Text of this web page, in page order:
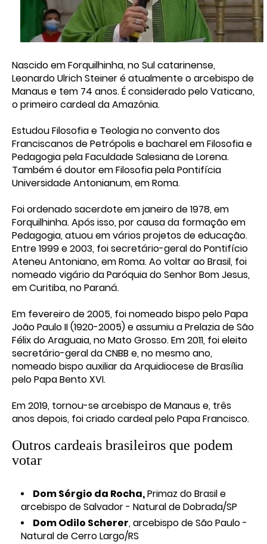
Nascido em Forquilhinha, no Sul catarinense,
Leonardo Ulrich Steiner é atualmente o arcebispo de
Manaus e tem 74 anos. É considerado pelo Vaticano,
o primeiro cardeal da Amazônia.
Estudou Filosofia e Teologia no convento dos
Franciscanos de Petrópolis e bacharel em Filosofia e
Pedagogia pela Faculdade Salesiana de Lorena.
Também é doutor em Filosofia pela Pontifícia
Universidade Antonianum, em Roma.
Foi ordenado sacerdote em janeiro de 1978, em
Forquilhinha. Após isso, por causa da formação em
Pedagogia, atuou em vários projetos de educação.
Entre 1999 e 2003, foi secretário-geral do Pontifício
Ateneu Antoniano, em Roma. Ao voltar ao Brasil, foi
nomeado vigário da Paróquia do Senhor Bom Jesus,
em Curitiba, no Paraná.
Em fevereiro de 2005, foi nomeado bispo pelo Papa
João Paulo II (1920-2005) e assumiu a Prelazia de São
Félix do Araguaia, no Mato Grosso. Em 2011, foi eleito
secretário-geral da CNBB e, no mesmo ano,
nomeado bispo auxiliar da Arquidiocese de Brasília
pelo Papa Bento XVI.
Em 2019, tornou-se arcebispo de Manaus e, três
anos depois, foi criado cardeal pelo Papa Francisco.
Outros cardeais brasileiros que podem
votar
Dom Sérgio da Rocha,Primaz do Brasil e
arcebispo de Salvador - Natural de Dobrada/SP
Dom Odilo Scherer, arcebispo de São Paulo -
Natural de Cerro Largo/RS